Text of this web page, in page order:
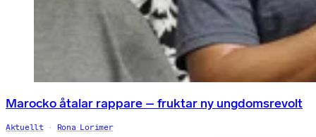
Marocko åtalar rappare – fruktar ny ungdomsrevolt
Aktuellt Rona Lorimer